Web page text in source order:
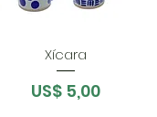
Xícara
Preço
US$ 5,00